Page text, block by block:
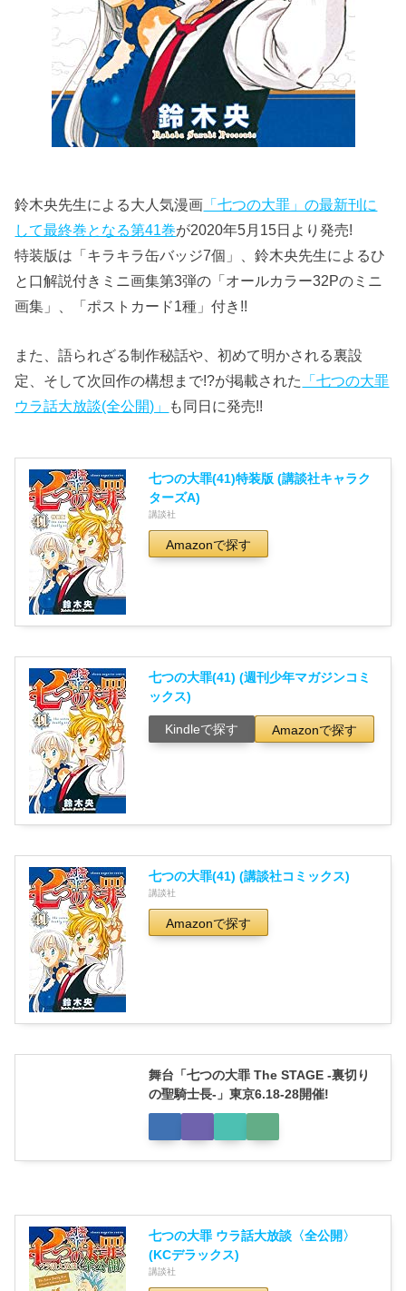
鈴木央先生による大人気漫画 「七つの大罪」の最新刊に
して最終巻となる第41巻が2020年5月15日より発売!
特装版は「キラキラ缶バッジ7個」、鈴木央先生によるひ
と口解説付きミニ画集第3弾の「オールカラー32Pのミニ
画集」、「ポストカード1種」付き!!
また、語られざる制作秘話や、初めて明かされる裏設
定、そして次回作の構想まで!?が掲載された
「七つの大罪
ウラ話大放談(全公開)」
も同日に発売!!
七つの大罪(41)特装版 (講談社キャラク
ターズA)
講談社
Amazonで探す
七つの大罪(41) (週刊少年マガジンコミ
ックス)
Kindleで探す Amazonで探す
七つの大罪(41) (講談社コミックス)
講談社
Amazonで探す
舞台「七つの大罪 The STAGE -裏切り
の聖騎士長-」東京6.18-28開催!
七つの大罪 ウラ話大放談〈全公開〉
(KCデラックス)
講談社